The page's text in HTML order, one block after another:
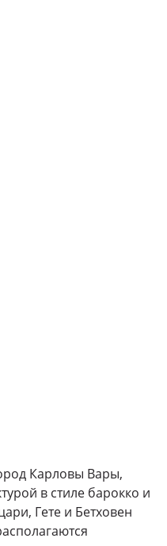
Карловы Вары,
в стиле барокко и
Гете и Бетховен